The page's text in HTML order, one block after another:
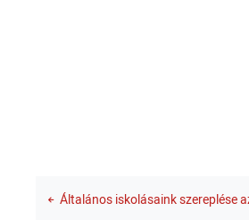
Általános iskolásaink szereplése